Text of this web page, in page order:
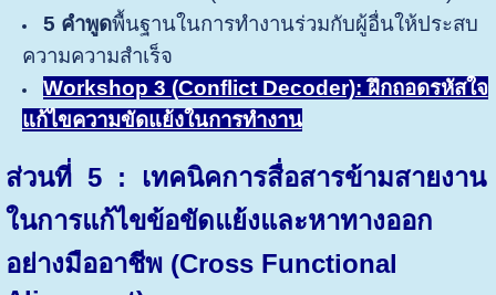
5 คำพูดพื้นฐานในการทำงานร่วมกับผู้อื่นให้ประสบ
ความความสำเร็จ
Workshop 3 (Conflict Decoder): ฝึกถอดรหัสใจ
แก้ไขความขัดแย้งในการทำงาน
ส่วนที่ 5: เทคนิคการสื่อสารข้ามสายงาน
ในการแก้ไขข้อขัดแย้งและหาทางออก
อย่างมืออาชีพ (Cross Functional